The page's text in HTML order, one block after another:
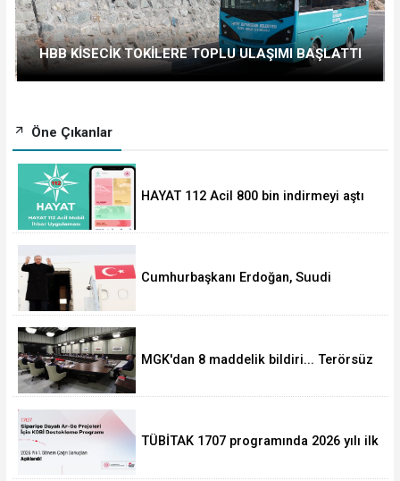
HBB KİSECİK TOKİLERE TOPLU ULAŞIMI BAŞLATTI
Öne Çıkanlar
HAYAT 112 Acil 800 bin indirmeyi aştı
Cumhurbaşkanı Erdoğan, Suudi
MGK'dan 8 maddelik bildiri... Terörsüz
TÜBİTAK 1707 programında 2026 yılı ilk